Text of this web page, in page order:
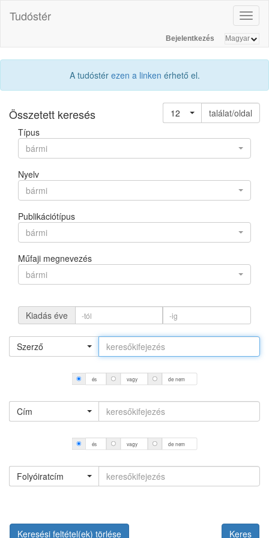
Tudóstér
Bejelentkezés
A tudóstér ezen a linken érhető el.
Összetett keresés 12
találat/oldal
Típus
bármi
Nyelv
bármi
Publikációtípus
bármi
Műfaji megnevezés
bármi
Kiadás éve
Szerző
és vagy de nem
Cím
és vagy de nem
Folyóiratcím
Keresési feltétel(ek) törlése